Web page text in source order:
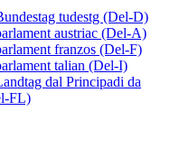
tudestg (Del-D)
austriac (Del-A)
franzos (Del-F)
talian (Del-I)
dal Principadi da
FL)